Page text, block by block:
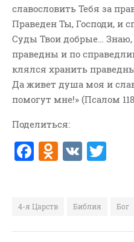
славословить Тебя за
Праведен Ты, Господи, и
Суды Твои добрые… Знаю,
праведны и по
клялся хранить
Да живет душа моя и
помогут мне!» (Псалом
Поделиться:
F
a
e
b
O
d
kl
V
K
te
r
4-я Царств Библия Бог